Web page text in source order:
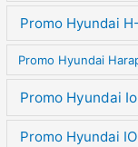
Promo Hyundai
Promo Hyundai
Promo Hyundai
Promo Hyundai